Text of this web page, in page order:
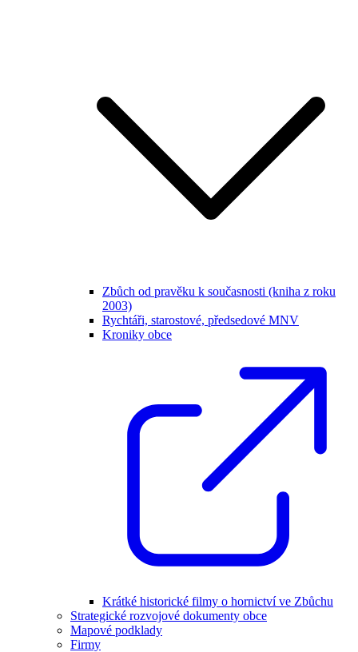
Zbůch od pravěku k současnosti (kniha z roku
2003)
Rychtáři, starostové, předsedové MNV
Kroniky obce
Krátké historické filmy o hornictví ve Zbůchu
Strategické rozvojové dokumenty obce
Mapové podklady
Firmy